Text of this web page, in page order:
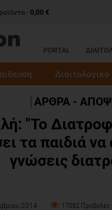
- 0,00 €
PORTAL
ΑΡΘΡΑ -
"Το
τα παιδιά
γνώσεις
2014 17082 Προβολές